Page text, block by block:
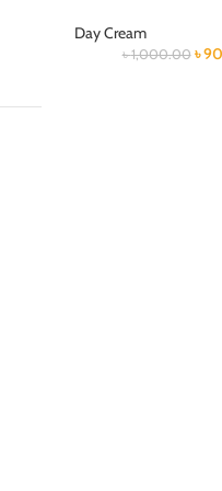
Day Cream
৳1,000.00 ৳